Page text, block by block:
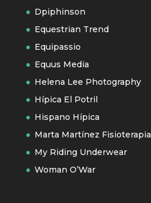
Dpiphinson
Equestrian Trend
Equipassio
Equus Media
Helena Lee Photography
Hípica El Potril
Hispano Hípica
Marta Martínez Fisioterapia
My Riding Underwear
Woman O’War